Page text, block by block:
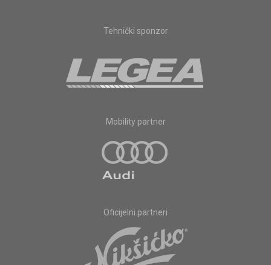
Tehnički sponzor
Mobility partner
Oficijelni partneri